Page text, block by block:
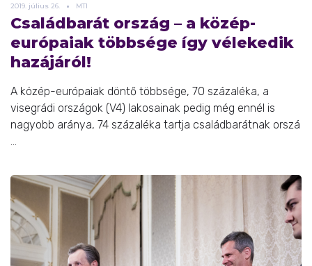
2019. július 26. MTI
Családbarát ország – a közép-
európaiak többsége így vélekedik
hazájáról!
A közép-európaiak döntő többsége, 70 százaléka, a
visegrádi országok (V4) lakosainak pedig még ennél is
nagyobb aránya, 74 százaléka tartja családbarátnak orszá